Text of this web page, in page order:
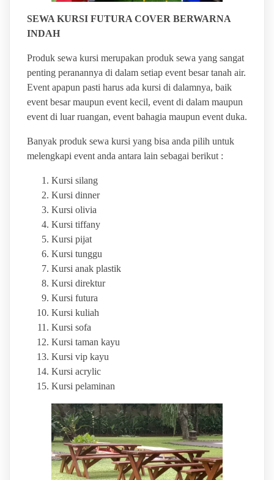
SEWA KURSI FUTURA COVER BERWARNA
INDAH
Produk sewa kursi merupakan produk sewa yang sangat
penting peranannya di dalam setiap event besar tanah air.
Event apapun pasti harus ada kursi di dalamnya, baik
event besar maupun event kecil, event di dalam maupun
event di luar ruangan, event bahagia maupun event duka.
Banyak produk sewa kursi yang bisa anda pilih untuk
melengkapi event anda antara lain sebagai berikut :
Kursi silang
Kursi dinner
Kursi olivia
Kursi tiffany
Kursi pijat
Kursi tunggu
Kursi anak plastik
Kursi direktur
Kursi futura
Kursi kuliah
Kursi sofa
Kursi taman kayu
Kursi vip kayu
Kursi acrylic
Kursi pelaminan